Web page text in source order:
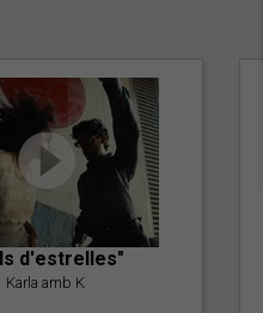
d'estrelles"
Karla amb K